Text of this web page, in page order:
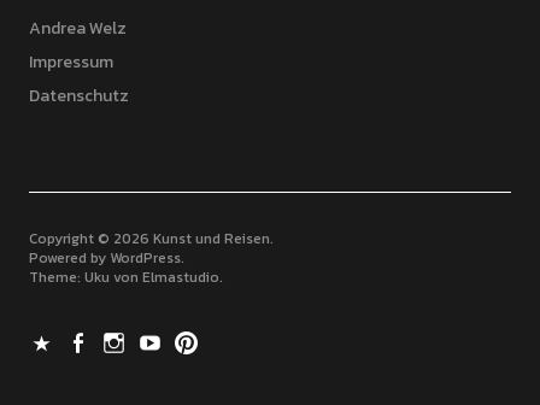
Andrea Welz
Impressum
Datenschutz
Copyright © 2026 Kunst und Reisen
Powered by WordPress
Theme: Uku von Elmastudio